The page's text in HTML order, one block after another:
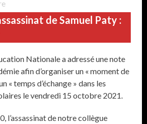
de Samuel Paty :
Nationale a adressé une note
afin d’organiser un « moment de
« temps d’échange » dans les
le vendredi 15 octobre 2021.
l’assassinat de notre collègue